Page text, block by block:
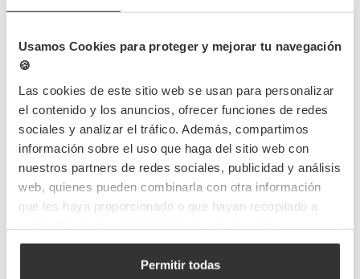
Usamos Cookies para proteger y mejorar tu navegación
🍪
Las cookies de este sitio web se usan para personalizar
el contenido y los anuncios, ofrecer funciones de redes
sociales y analizar el tráfico. Además, compartimos
información sobre el uso que haga del sitio web con
nuestros partners de redes sociales, publicidad y análisis
web, quienes pueden combinarla con otra información
que les haya proporcionado o que hayan recopilado a
Permitir todas
Preguntas frecuentes
Completa tu pedido